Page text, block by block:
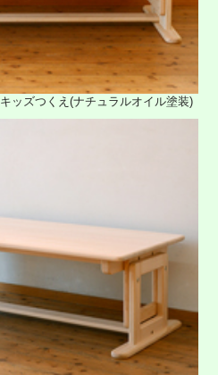
ッズつくえ(ナチュラルオイル塗装)